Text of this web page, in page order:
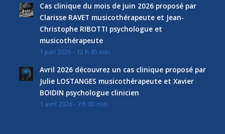
Cas clinique du mois de juin 2026 proposé par
Clarisse RAVET musicothérapeute et Jean-
Christophe RIBOTTI psychologue et
musicothérapeute
1 juin 2026 - 12 h 45 min
Avril 2026 découvrez un cas clinique proposé par
Julie LOSTANGES musicothérapeute et Xavier
BOIDIN psychologue clinicien
1 avril 2026 - 7 h 00 min